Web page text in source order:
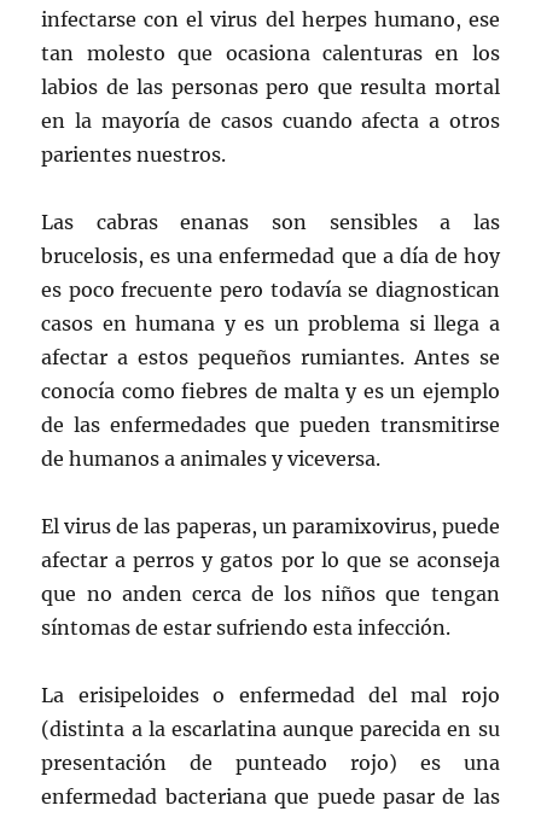
infectarse con el virus del herpes humano, ese
tan molesto que ocasiona calenturas en los
labios de las personas pero que resulta mortal
en la mayoría de casos cuando afecta a otros
parientes nuestros.
Las cabras enanas son sensibles a las
brucelosis, es una enfermedad que a día de hoy
es poco frecuente pero todavía se diagnostican
casos en humana y es un problema si llega a
afectar a estos pequeños rumiantes. Antes se
conocía como fiebres de malta y es un ejemplo
de las enfermedades que pueden transmitirse
de humanos a animales y viceversa.
El virus de las paperas, un paramixovirus, puede
afectar a perros y gatos por lo que se aconseja
que no anden cerca de los niños que tengan
síntomas de estar sufriendo esta infección.
La erisipeloides o enfermedad del mal rojo
(distinta a la escarlatina aunque parecida en su
presentación de punteado rojo) es una
enfermedad bacteriana que puede pasar de las